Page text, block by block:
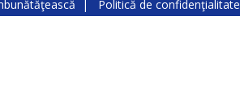
| Politică de confidenţialitate